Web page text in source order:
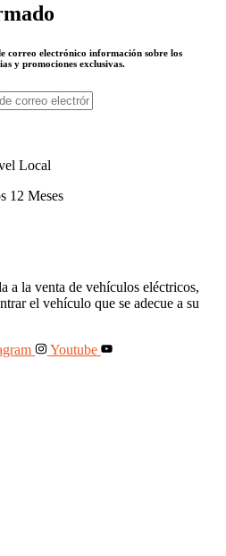
correo electrónico información sobre los
y promociones exclusivas.
Local
12 Meses
a la venta de vehículos eléctricos,
el vehículo que se adecue a su
Youtube